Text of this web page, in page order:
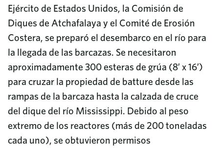
Ejército de Estados Unidos, la Comisión de
Diques de Atchafalaya y el Comité de Erosión
Costera, se preparó el desembarco en el río para
la llegada de las barcazas. Se necesitaron
aproximadamente 300 esteras de grúa (8′ x 16′)
para cruzar la propiedad de batture desde las
rampas de la barcaza hasta la calzada de cruce
del dique del río Mississippi. Debido al peso
extremo de los reactores (más de 200 toneladas
cada uno), se obtuvieron permisos